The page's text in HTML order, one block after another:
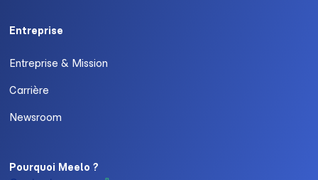
Entreprise
Entreprise & Mission
Carrière
Newsroom
Pourquoi Meelo ?